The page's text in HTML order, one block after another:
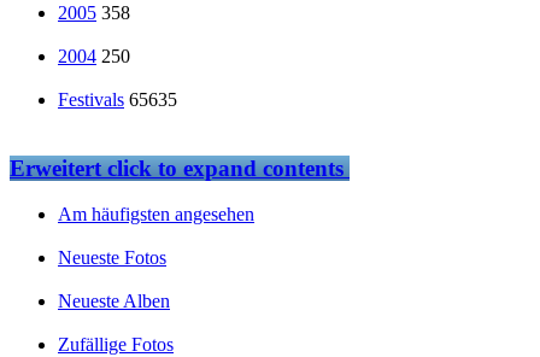
2005 358
2004 250
Festivals 65635
Erweitertclick to expand contents
Am häufigsten angesehen
Neueste Fotos
Neueste Alben
Zufällige Fotos